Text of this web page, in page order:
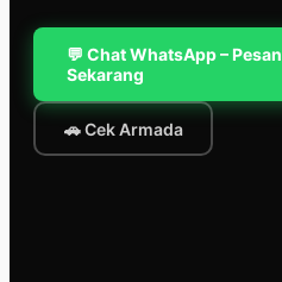
💬 Chat WhatsApp – Pesan
Sekarang
🚗 Cek Armada